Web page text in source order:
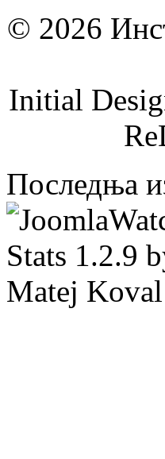
© 2026
Initial
Последња